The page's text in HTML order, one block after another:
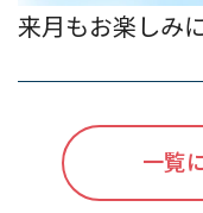
来月もお楽し
一覧